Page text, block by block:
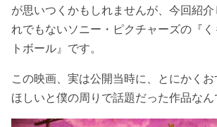
が思いつくかもしれませんが、今回紹
れでもないソニー・ピクチャーズの『
トボール』です。
この映画、実は公開当時に、とにかく
ほしいと僕の周りで話題だった作品なん